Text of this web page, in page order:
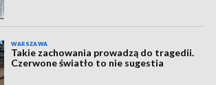
WARSZAWA
Takie zachowania prowadzą do tragedii.
Czerwone światło to nie sugestia